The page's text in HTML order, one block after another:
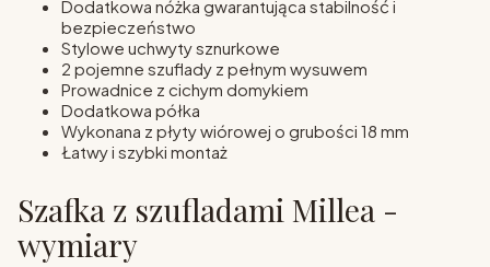
Dodatkowa nóżka gwarantująca stabilność i
bezpieczeństwo
Stylowe uchwyty sznurkowe
2 pojemne szuflady z pełnym wysuwem
Prowadnice z cichym domykiem
Dodatkowa półka
Wykonana z płyty wiórowej o grubości 18 mm
Łatwy i szybki montaż
Szafka z szufladami Millea -
wymiary